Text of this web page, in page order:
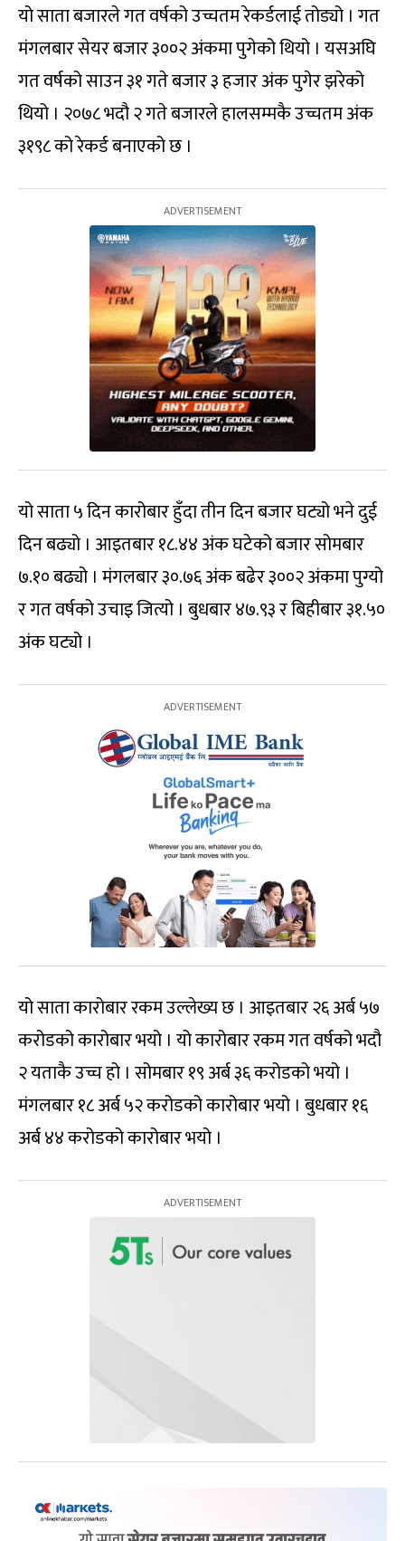
यो साता बजारले गत वर्षको उच्चतम रेकर्डलाई तोड्यो । गत
मंगलबार सेयर बजार ३००२ अंकमा पुगेको थियो । यसअघि
गत वर्षको साउन ३१ गते बजार ३ हजार अंक पुगेर झरेको
थियो । २०७८ भदौ २ गते बजारले हालसम्मकै उच्चतम अंक
३१९८ को रेकर्ड बनाएको छ ।
यो साता ५ दिन कारोबार हुँदा तीन दिन बजार घट्यो भने दुई
दिन बढ्यो । आइतबार १८.४४ अंक घटेको बजार सोमबार
७.१० बढ्यो । मंगलबार ३०.७६ अंक बढेर ३००२ अंकमा पुग्यो
र गत वर्षको उचाइ जित्यो । बुधबार ४७.९३ र बिहीबार ३१.५०
अंक घट्यो ।
यो साता कारोबार रकम उल्लेख्य छ । आइतबार २६ अर्ब ५७
करोडको कारोबार भयो । यो कारोबार रकम गत वर्षको भदौ
२ यताकै उच्च हो । सोमबार १९ अर्ब ३६ करोडको भयो ।
मंगलबार १८ अर्ब ५२ करोडको कारोबार भयो । बुधबार १६
अर्ब ४४ करोडको कारोबार भयो ।